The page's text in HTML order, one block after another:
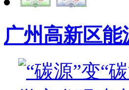
广州高新区